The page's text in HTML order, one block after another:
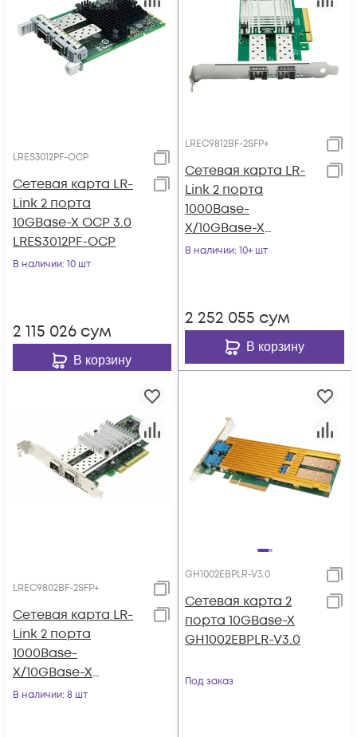
LRES3012PF-OCP
Сетевая карта LR-
Link 2 порта
10GBase-X OCP 3.0
LRES3012PF-OCP
В наличии: 10 шт
2 115 026 сум
В корзину
LREC9812BF-2SFP+
Сетевая карта LR-
Link 2 порта
1000Base-
X/10GBase-X
LREC9812BF-2SFP+
В наличии: 10+ шт
2 252 055 сум
В корзину
LREC9802BF-2SFP+
Сетевая карта LR-
Link 2 порта
1000Base-
X/10GBase-X
LREC9802BF-2SFP+
В наличии: 8 шт
GH1002EBPLR-V3.0
Сетевая карта 2
порта 10GBase-X
GH1002EBPLR-V3.0
Под заказ